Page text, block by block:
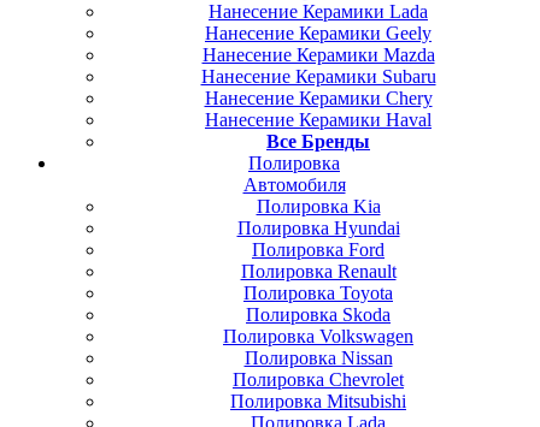
Нанесение Керамики Lada
Нанесение Керамики Geely
Нанесение Керамики Mazda
Нанесение Керамики Subaru
Нанесение Керамики Chery
Нанесение Керамики Haval
Все Бренды
Полировка
Автомобиля
Полировка Kia
Полировка Hyundai
Полировка Ford
Полировка Renault
Полировка Toyota
Полировка Skoda
Полировка Volkswagen
Полировка Nissan
Полировка Chevrolet
Полировка Mitsubishi
Полировка Lada